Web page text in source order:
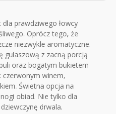
prawdziwego łowcy
Oprócz tego, że
niezwykle aromatyczne.
gulaszową z zacną porcją
oraz bogatym bukietem
czerwonym winem,
Świetna opcja na
obiad. Nie tylko dla
drwala.